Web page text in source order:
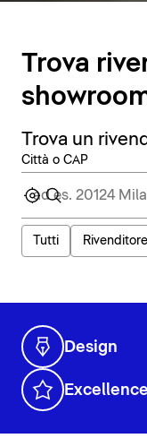
Trova
Trova un
Città o CAP
Tutti Rivenditore
Design
Excellence